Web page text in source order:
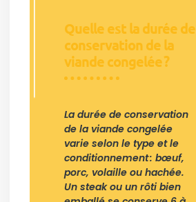
Quelle est la durée de
conservation de la
viande congelée ?
La durée de conservation
de la viande congelée
varie selon le type et le
conditionnement : bœuf,
porc, volaille ou hachée.
Un steak ou un rôti bien